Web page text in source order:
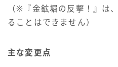
（※『金鉱堀の反撃！』は
ることはできません）
主な変更点